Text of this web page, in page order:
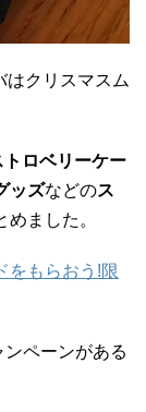
はクリスマスム
ロベリーケー
ッズなどのス
めました。
をもらおう!限
ペーンがある